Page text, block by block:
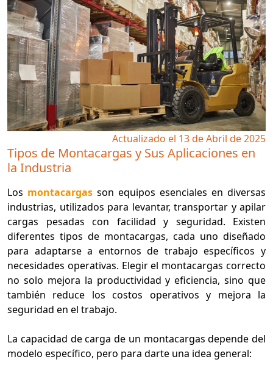
Actualizado el 13 de Abril de 2025
Tipos de Montacargas y Sus Aplicaciones en
la Industria
Los montacargas son equipos esenciales en diversas
industrias, utilizados para levantar, transportar y apilar
cargas pesadas con facilidad y seguridad. Existen
diferentes tipos de montacargas, cada uno diseñado
para adaptarse a entornos de trabajo específicos y
necesidades operativas. Elegir el montacargas correcto
no solo mejora la productividad y eficiencia, sino que
también reduce los costos operativos y mejora la
seguridad en el trabajo.
La capacidad de carga de un montacargas depende del
modelo específico, pero para darte una idea general: